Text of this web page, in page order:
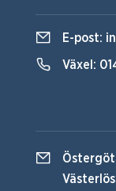
E-post:
Växel: